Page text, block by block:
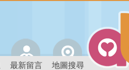
最新留言 地圖搜尋